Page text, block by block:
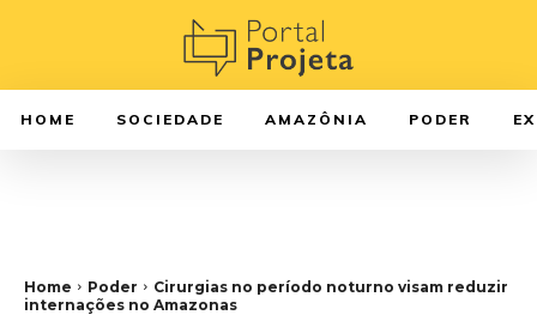
HOME SOCIEDADE AMAZÔNIA PODER
Home Poder
Cirurgias no período noturno visam reduzir
internações no Amazonas